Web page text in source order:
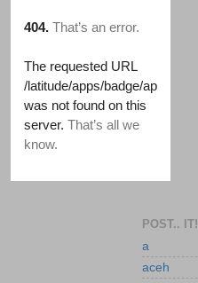
POST.. IT!
a
aceh